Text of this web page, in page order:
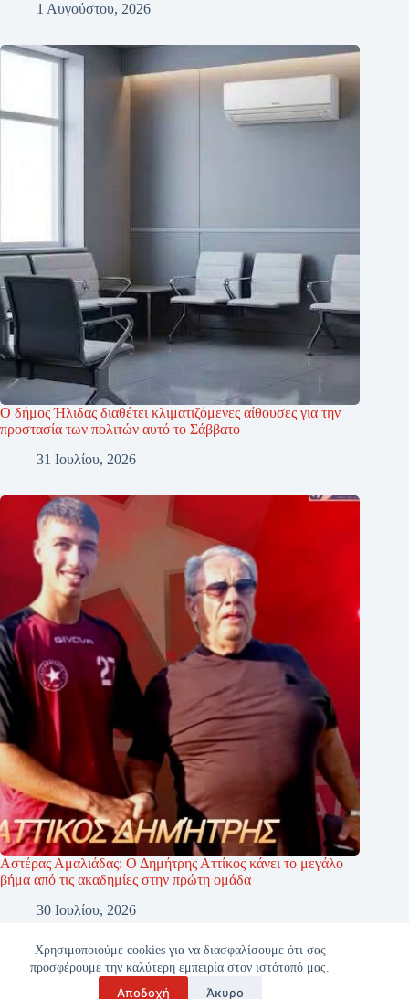
Χρησιμοποιούμε cookies για να διασφαλίσουμε ότι σας
προσφέρουμε την καλύτερη εμπειρία στον ιστότοπό μας.
Αποδοχή Άκυρο
1 Αυγούστου, 2026
Ο δήμος Ήλιδας διαθέτει κλιματιζόμενες αίθουσες για την
προστασία των πολιτών αυτό το Σάββατο
31 Ιουλίου, 2026
Αστέρας Αμαλιάδας: Ο Δημήτρης Αττίκος κάνει το μεγάλο
βήμα από τις ακαδημίες στην πρώτη ομάδα
30 Ιουλίου, 2026